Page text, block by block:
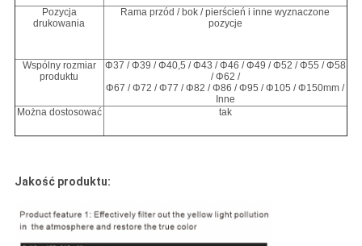
Pozycja
drukowania
Rama przód / bok / pierścień i inne wyznaczone
pozycje
Wspólny rozmiar
produktu
Φ37 / Φ39 / Φ40,5 / Φ43 / Φ46 / Φ49 / Φ52 / Φ55 / Φ58
/ Φ62 /
Φ67 / Φ72 / Φ77 / Φ82 / Φ86 / Φ95 / Φ105 / Φ150mm /
Inne
Można dostosować
tak
Jakość produktu: